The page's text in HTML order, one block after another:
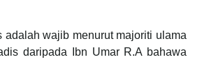
wajib menurut majoriti ulama
daripada Ibn Umar R.A bahawa